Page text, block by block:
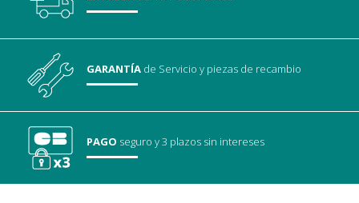
GARANTÍA de Servicioy piezas de recambio
PAGO seguroy 3 plazos sin intereses